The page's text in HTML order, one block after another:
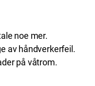
noe mer.
av håndverkerfeil.
på våtrom.